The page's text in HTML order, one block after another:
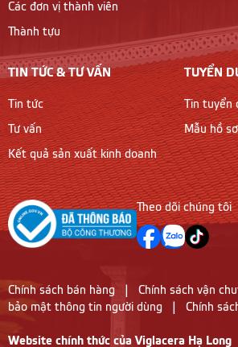
Các đơn vị thành viên
Thành tựu
TIN TỨC & TƯ VẤN
Tin tức
Tư vấn
Kết quả sản xuất kinh doanh
TUYỂN
Tin tuyển
Mẫu hồ
Theo dõi chúng tôi
Chính sách bán hàng Chính sách vận
bảo mật thông tin người dùng
Chính
Website chính thức của Viglacera Hạ Long